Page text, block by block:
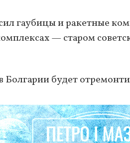
гаубицы и ракетные
— старом
будет